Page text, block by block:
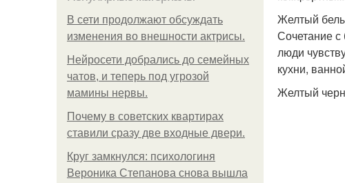
В сети продолжают обсуждать
изменения во внешности актрисы.
Нейросети добрались до семейных
чатов, и теперь под угрозой
мамины нервы.
Почему в советских квартирах
ставили сразу две входные двери.
Круг замкнулся: психологиня
Вероника Степанова снова вышла
Желтый
Сочетание
люди
кухни,
Желтый